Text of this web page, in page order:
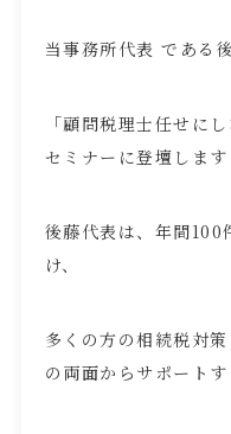
当事務所代表 である
「顧問税理士任せに
セミナーに登壇します
後藤代表は、年間100
け、
多くの方の相続税対
の両面からサポートす